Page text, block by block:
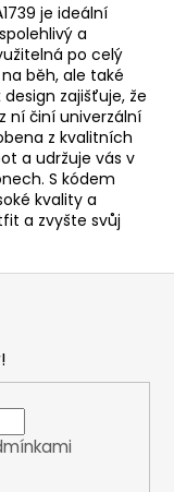
je ideální
a
po celý
běh, ale také
zajišťuje, že
ní činí univerzální
z kvalitních
a udržuje vás v
S kódem
kvality a
a zvyšte svůj